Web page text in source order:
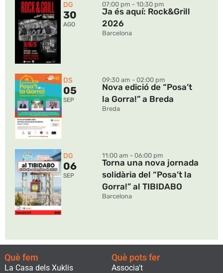
DG
30
AGO
07:00 pm - 10:30 pm
Ja és aquí: Rock&Grill
2026
Barcelona
DS
05
SEP
09:30 am - 02:00 pm
Nova edició de “Posa’t
la Gorra!” a Breda
Breda
DG
06
SEP
11:00 am - 06:00 pm
Torna una nova jornada
solidària del “Posa’t la
Gorra!” al TIBIDABO
Barcelona
Què fem
La Casa dels Xuklis
Què pots fer
Associa't